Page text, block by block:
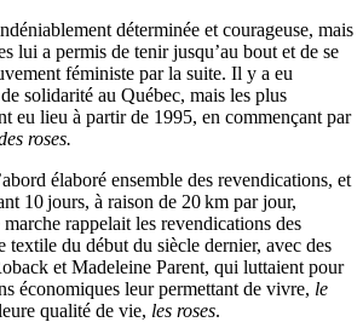
déterminée et courageuse, mais
lui a permis de tenir jusqu’au bout et de se
féministe par la suite. Il y a eu
solidarité au Québec, mais les plus
eu lieu à partir de 1995, en commençant par
roses.
élaboré ensemble des revendications, et
10 jours, à raison de 20 km par jour,
rappelait les revendications des
textile du début du siècle dernier, avec des
et Madeleine Parent, qui luttaient pour
économiques leur permettant de vivre, le
qualité de vie, les roses.